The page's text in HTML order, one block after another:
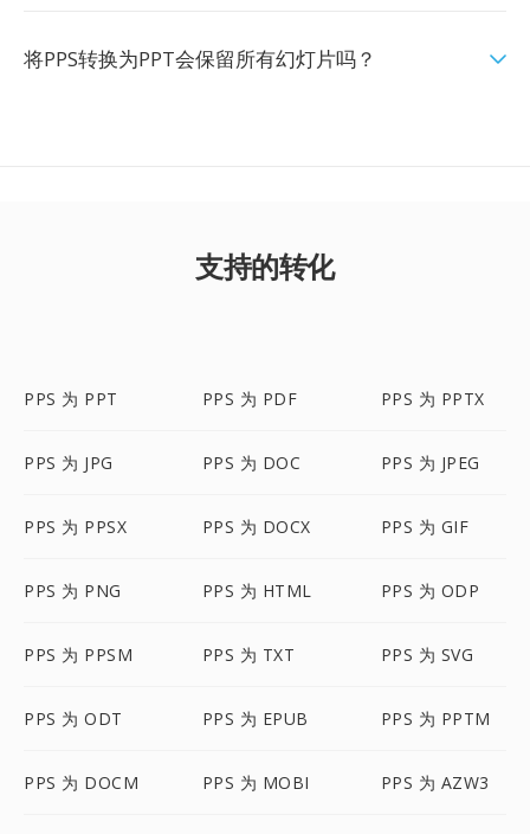
将PPS转换为PPT会保留所有幻灯片吗？
支持的转化
PPS 为 PPT PPS 为 PDF PPS 为 PPTX
PPS 为 JPG PPS 为 DOC PPS 为 JPEG
PPS 为 PPSX PPS 为 DOCX PPS 为 GIF
PPS 为 PNG PPS 为 HTML PPS 为 ODP
PPS 为 PPSM PPS 为 TXT PPS 为 SVG
PPS 为 ODT PPS 为 EPUB PPS 为 PPTM
PPS 为 DOCM PPS 为 MOBI PPS 为 AZW3